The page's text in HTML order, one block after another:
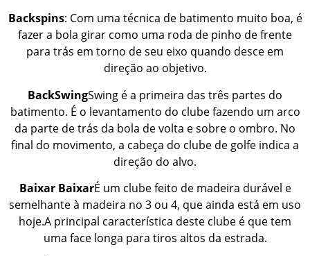
Backspins: Com uma técnica de batimento muito boa, é
fazer a bola girar como uma roda de pinho de frente
para trás em torno de seu eixo quando desce em
direção ao objetivo.
BackSwingSwing é a primeira das três partes do
batimento. É o levantamento do clube fazendo um arco
da parte de trás da bola de volta e sobre o ombro. No
final do movimento, a cabeça do clube de golfe indica a
direção do alvo.
Baixar BaixarÉ um clube feito de madeira durável e
semelhante à madeira no 3 ou 4, que ainda está em uso
hoje.A principal característica deste clube é que tem
uma face longa para tiros altos da estrada.